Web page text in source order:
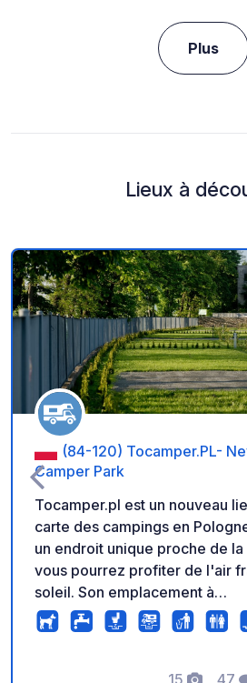
Plus
Lieux à
(84-120) Tocamper.PL-
Camper Park
Tocamper.pl est un nouveau
carte des campings en Pologne.
un endroit unique proche de la
vous pourrez profiter de l'air
soleil. Son emplacement à
Władysławowo, au tout début
péninsule de Hel, constitue